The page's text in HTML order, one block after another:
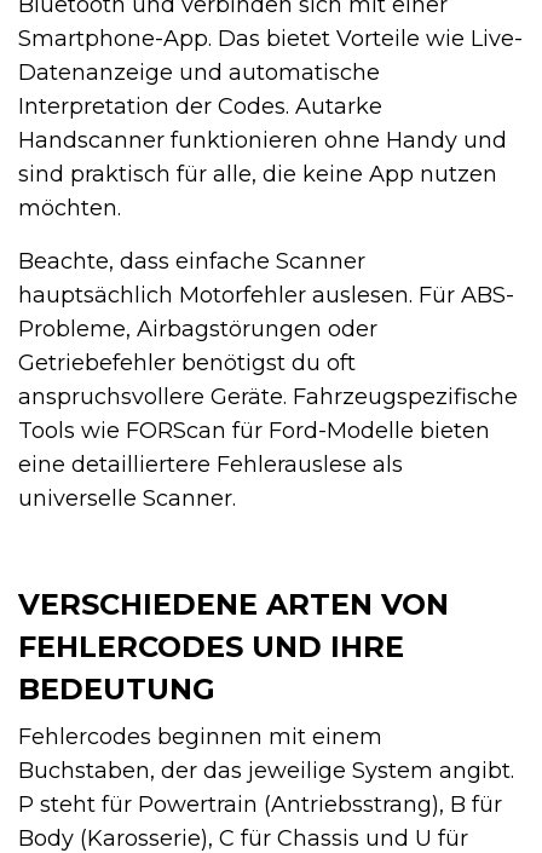
Smartphone-App. Das bietet Vorteile wie Live-
Datenanzeige und automatische
Interpretation der Codes. Autarke
Handscanner funktionieren ohne Handy und
sind praktisch für alle, die keine App nutzen
möchten.
Beachte, dass einfache Scanner
hauptsächlich Motorfehler auslesen. Für ABS-
Probleme, Airbagstörungen oder
Getriebefehler benötigst du oft
anspruchsvollere Geräte. Fahrzeugspezifische
Tools wie FORScan für Ford-Modelle bieten
eine detailliertere Fehlerauslese als
universelle Scanner.
VERSCHIEDENE ARTEN VON
FEHLERCODES UND IHRE
BEDEUTUNG
Fehlercodes beginnen mit einem
Buchstaben, der das jeweilige System angibt.
P steht für Powertrain (Antriebsstrang), B für
Body (Karosserie), C für Chassis und U für